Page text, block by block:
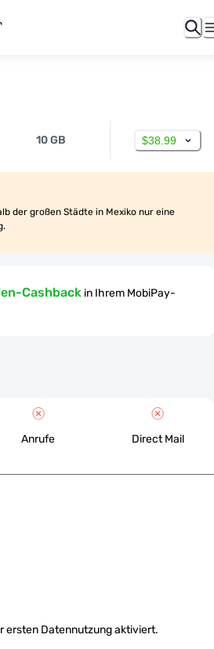
10 GB $38.99
der großen Städte in Mexiko nur eine
Cashback in Ihrem MobiPay-
Anrufe Direct Mail
ersten Datennutzung aktiviert.